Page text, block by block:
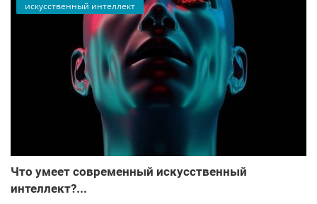
искусственный интеллект
Что умеет современный искусственный
интеллект?...